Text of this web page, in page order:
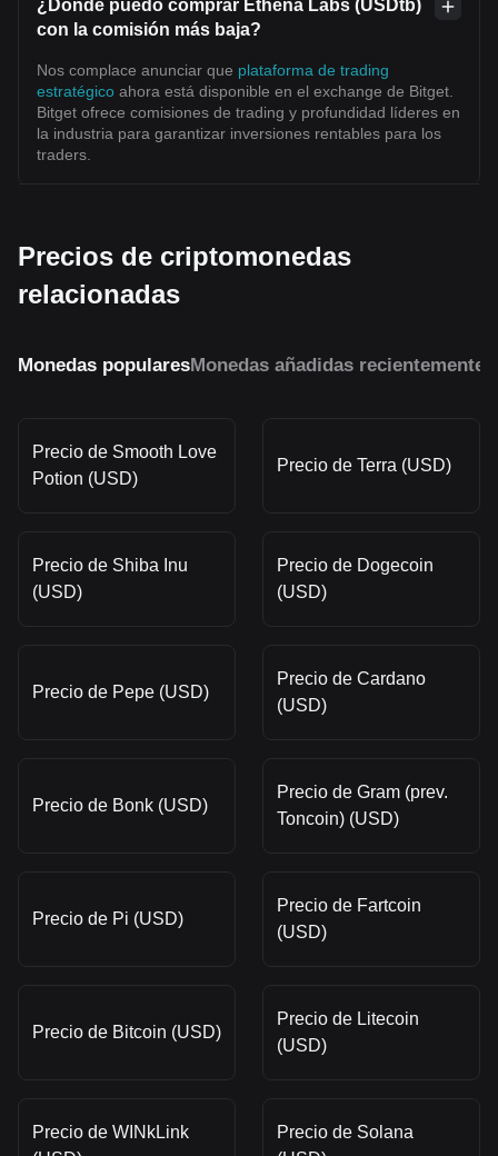
¿Dónde puedo comprar Ethena Labs (USDtb)
con la comisión más baja?
Nos complace anunciar que plataforma de trading
estratégico ahora está disponible en el exchange de Bitget.
Bitget ofrece comisiones de trading y profundidad líderes en
la industria para garantizar inversiones rentables para los
traders.
Precios de criptomonedas
relacionadas
Monedas popularesMonedas añadidas recientemente
Precio de Smooth Love
Potion (USD)
Precio de Terra (USD)
Precio de Shiba Inu
(USD)
Precio de Dogecoin
(USD)
Precio de Pepe (USD)
Precio de Cardano
(USD)
Precio de Bonk (USD)
Precio de Gram (prev.
Toncoin) (USD)
Precio de Pi (USD)
Precio de Fartcoin
(USD)
Precio de Bitcoin (USD)
Precio de Litecoin
(USD)
Precio de WINkLink
Precio de Solana